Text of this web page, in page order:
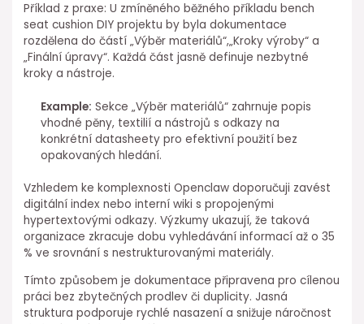
Příklad z praxe: U zmíněného běžného ⁣příkladu bench⁣
seat cushion⁢ DIY projektu by byla dokumentace
rozdělena do částí „Výběr materiálů“,„Kroky výroby“ a
„Finální úpravy“. Každá část jasně definuje nezbytné
kroky a nástroje.
Example: Sekce „Výběr materiálů“ ⁢zahrnuje popis
vhodné pěny, textilií a nástrojů s odkazy na
konkrétní datasheety pro efektivní použití bez
opakovaných hledání.
Vzhledem ke komplexnosti Openclaw doporučuji zavést
digitální index nebo interní wiki ⁢s propojenými
hypertextovými odkazy.⁢ Výzkumy ukazují, že⁤ taková
organizace zkracuje dobu vyhledávání informací až o 35
% ve srovnání s nestrukturovanými materiály.
Tímto způsobem je dokumentace připravena pro cílenou
práci bez zbytečných⁢ prodlev či duplicity. Jasná⁤
struktura podporuje rychlé nasazení a snižuje náročnost⁣